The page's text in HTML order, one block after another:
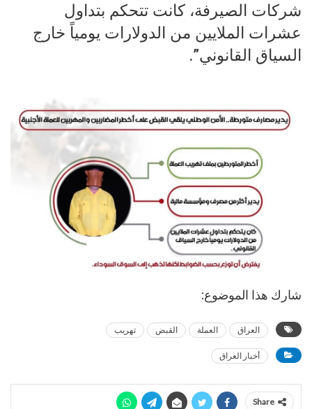
شركات الصيرفة، كانت تتحكم بتداول
عشرات الملايين من الدولارات يومياً خارج
السياق القانوني”.
شارك هذا الموضوع:
العراق العملة القبض تهريب
أخبار العراق
Share